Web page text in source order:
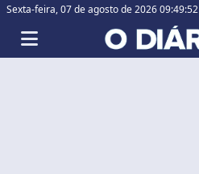
Sexta-feira,07 de agosto de 2026 09:49:52